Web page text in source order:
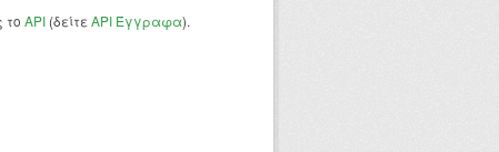
το API (δείτε API Έγγραφα).